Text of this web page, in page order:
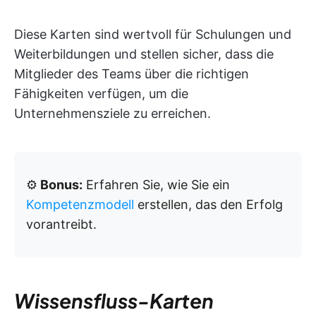
Diese Karten sind wertvoll für Schulungen und
Weiterbildungen und stellen sicher, dass die
Mitglieder des Teams über die richtigen
Fähigkeiten verfügen, um die
Unternehmensziele zu erreichen.
⚙️ Bonus: Erfahren Sie, wie Sie ein
Kompetenzmodell erstellen, das den Erfolg
vorantreibt.
Wissensfluss-Karten